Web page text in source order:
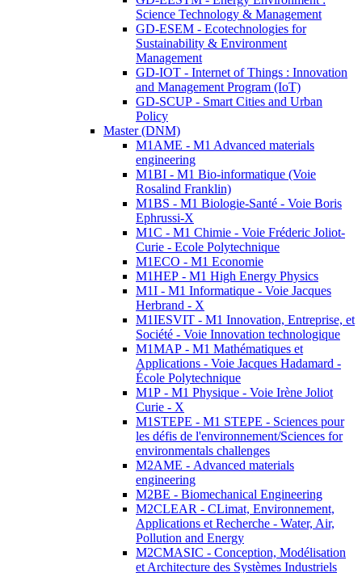
Science Technology & Management
GD-ESEM - Ecotechnologies for
Sustainability & Environment
Management
GD-IOT - Internet of Things : Innovation
and Management Program (IoT)
GD-SCUP - Smart Cities and Urban
Policy
Master (DNM)
M1AME - M1 Advanced materials
engineering
M1BI - M1 Bio-informatique (Voie
Rosalind Franklin)
M1BS - M1 Biologie-Santé - Voie Boris
Ephrussi-X
M1C - M1 Chimie - Voie Fréderic Joliot-
Curie - Ecole Polytechnique
M1ECO - M1 Economie
M1HEP - M1 High Energy Physics
M1I - M1 Informatique - Voie Jacques
Herbrand - X
M1IESVIT - M1 Innovation, Entreprise, et
Société - Voie Innovation technologique
M1MAP - M1 Mathématiques et
Applications - Voie Jacques Hadamard -
École Polytechnique
M1P - M1 Physique - Voie Irène Joliot
Curie - X
M1STEPE - M1 STEPE - Sciences pour
les défis de l'environnement/Sciences for
environmentals challenges
M2AME - Advanced materials
engineering
M2BE - Biomechanical Engineering
M2CLEAR - CLimat, Environnement,
Applications et Recherche - Water, Air,
Pollution and Energy
M2CMASIC - Conception, Modélisation
et Architecture des Systèmes Industriels